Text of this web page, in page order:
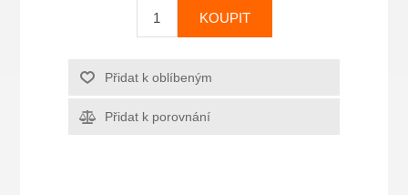
KOUPIT
Přidat k oblíbeným
Přidat k porovnání